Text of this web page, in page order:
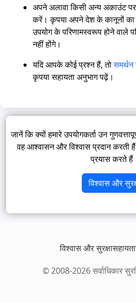
अपने अलावा किसी अन्य अकाउंट
करें। कृपया अपने देश के कानूनों का
उपयोग के परिणामस्वरूप होने वाले
नहीं होंगे।
यदि आपके कोई प्रश्न हैं, तो
कृपया सहायता अनुभाग पढ़ें।
जानें कि क्यों हमारे उपयोगकर्ता उन
वह आश्वासन और विश्वास प्रदान करती
प्रयास करते हैं।
विश्वास और
विश्वास और सुरक्षासहायता
© 2008-2026 सर्वाधिकार